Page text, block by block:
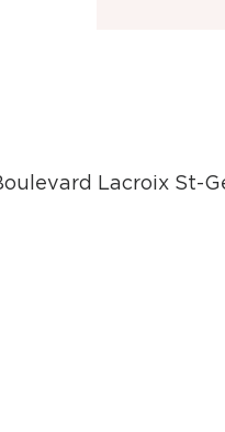
Lacroix St-